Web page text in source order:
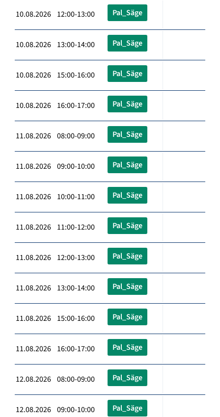
10.08.2026 12:00-13:00 Pal_Säge
10.08.2026 13:00-14:00 Pal_Säge
10.08.2026 15:00-16:00 Pal_Säge
10.08.2026 16:00-17:00 Pal_Säge
11.08.2026 08:00-09:00 Pal_Säge
11.08.2026 09:00-10:00 Pal_Säge
11.08.2026 10:00-11:00 Pal_Säge
11.08.2026 11:00-12:00 Pal_Säge
11.08.2026 12:00-13:00 Pal_Säge
11.08.2026 13:00-14:00 Pal_Säge
11.08.2026 15:00-16:00 Pal_Säge
11.08.2026 16:00-17:00 Pal_Säge
12.08.2026 08:00-09:00 Pal_Säge
12.08.2026 09:00-10:00 Pal_Säge